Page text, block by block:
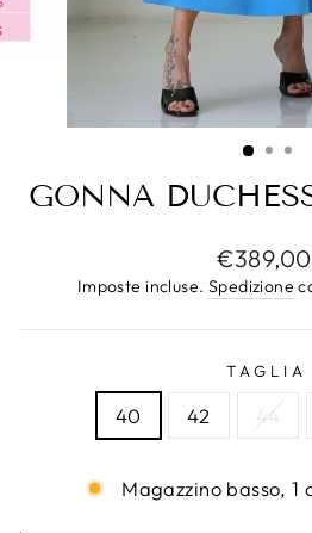
GONNA
Prezzo
di
€389,00
Imposte incluse. Spedizione
TAGLIA
40 42 44
Magazzino basso,